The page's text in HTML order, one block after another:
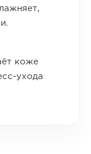
коже
ухода